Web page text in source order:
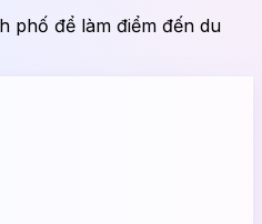
phố để làm điểm đến du